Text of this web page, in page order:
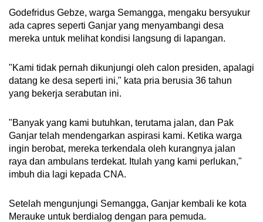
Godefridus Gebze, warga Semangga, mengaku bersyukur
ada capres seperti Ganjar yang menyambangi desa
mereka untuk melihat kondisi langsung di lapangan.
"Kami tidak pernah dikunjungi oleh calon presiden, apalagi
datang ke desa seperti ini," kata pria berusia 36 tahun
yang bekerja serabutan ini.
"Banyak yang kami butuhkan, terutama jalan, dan Pak
Ganjar telah mendengarkan aspirasi kami. Ketika warga
ingin berobat, mereka terkendala oleh kurangnya jalan
raya dan ambulans terdekat. Itulah yang kami perlukan,"
imbuh dia lagi kepada CNA.
Setelah mengunjungi Semangga, Ganjar kembali ke kota
Merauke untuk berdialog dengan para pemuda.